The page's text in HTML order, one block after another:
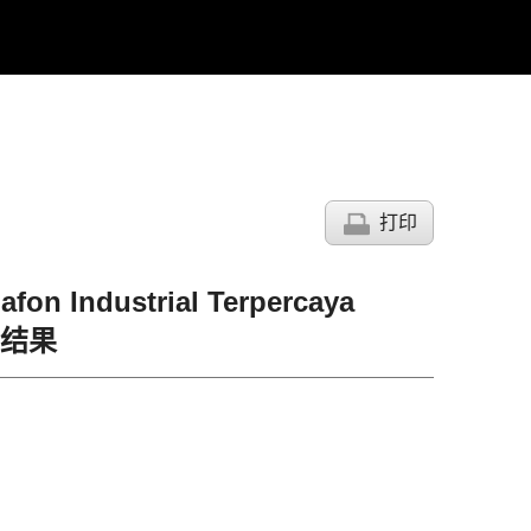
打印
Industrial Terpercaya
果